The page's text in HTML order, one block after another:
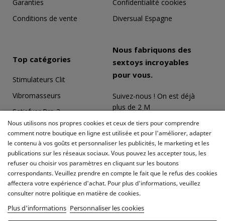
Garanties
Conditions de vente
Confidentialité cookies
Diversual Espagne
Top catégories
Stimulateurs Clit
Vibromasseurs
Satisfyer Pro 2
Coffrets Érotiques
Masturbateurs
Meilleures ventes
Nous fabriquons des
sextoys incroyables
pour vous.
Suivez-nous ! On est déjà
plus de 2 M
Nous utilisons nos propres cookies et ceux de tiers pour comprendre
comment notre boutique en ligne est utilisée et pour l'améliorer, adapter
le contenu à vos goûts et personnaliser les publicités, le marketing et les
publications sur les réseaux sociaux. Vous pouvez les accepter tous, les
refuser ou choisir vos paramètres en cliquant sur les boutons
correspondants. Veuillez prendre en compte le fait que le refus des cookies
affectera votre expérience d'achat. Pour plus d'informations, veuillez
consulter notre politique en matière de cookies.
Plus d'informations Personnaliser les cookies